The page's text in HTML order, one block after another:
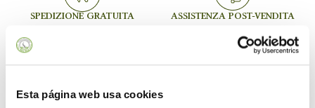
Esta página web usa cookies
SPEDIZIONE GRATUITA ASSISTENZA POST-VENDITA